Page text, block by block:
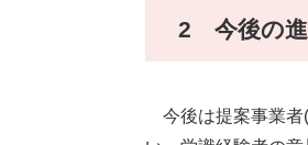
2 今後の
今後は提案事業者